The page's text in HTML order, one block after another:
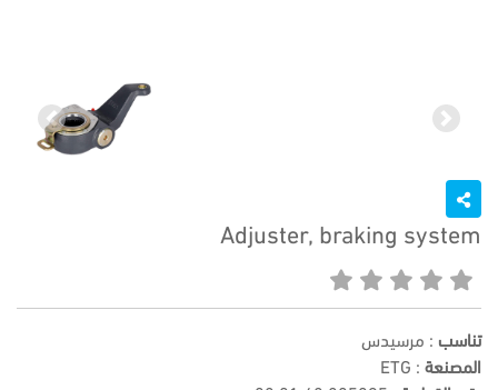
Next
Adjuster, braking system
تناسب : مرسيدس
المصنعة : ETG